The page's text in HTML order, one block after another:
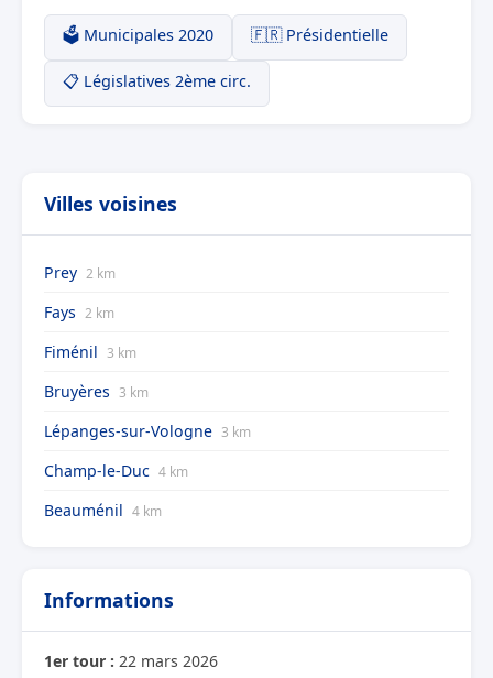
🗳️ Municipales 2020 🇫🇷 Présidentielle
📋 Législatives 2ème circ.
Villes voisines
Prey 2 km
Fays 2 km
Fiménil 3 km
Bruyères 3 km
Lépanges-sur-Vologne 3 km
Champ-le-Duc 4 km
Beauménil 4 km
Informations
1er tour : 22 mars 2026